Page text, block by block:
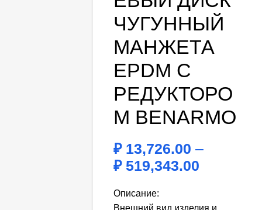
ЧУГУННЫЙ
МАНЖЕТА
EPDM С
РЕДУКТОРО
М BENARMO
₽13,726.00 –
₽519,343.00
Описание: